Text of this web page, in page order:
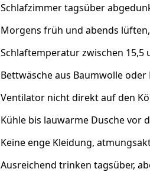
Schlafzimmer tagsüber
Morgens früh und abends
Schlaftemperatur zwischen 15,5
Bettwäsche aus Baumwolle
Ventilator nicht direkt auf den
Kühle bis lauwarme Dusche vor
Keine enge Kleidung,
Ausreichend trinken tagsüber,